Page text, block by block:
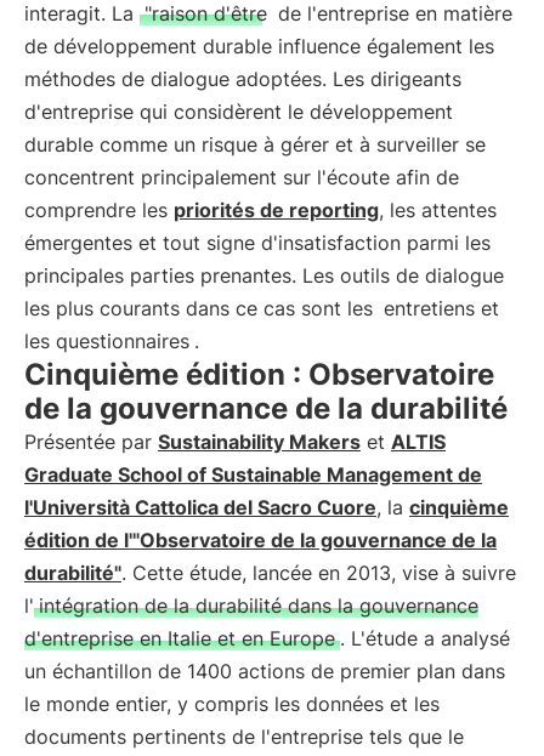
interagit. La "raison d'être de l'entreprise en matière
de développement durable influence également les
méthodes de dialogue adoptées. Les dirigeants
d'entreprise qui considèrent le développement
durable comme un risque à gérer et à surveiller se
concentrent principalement sur l'écoute afin de
comprendre les priorités de reporting, les attentes
émergentes et tout signe d'insatisfaction parmi les
principales parties prenantes. Les outils de dialogue
les plus courants dans ce cas sont les entretiens et
les questionnaires .
Cinquième édition : Observatoire
de la gouvernance de la durabilité
Présentée par Sustainability Makers et ALTIS
Graduate School of Sustainable Management de
l'Università Cattolica del Sacro Cuore, la cinquième
édition de l'"Observatoire de la gouvernance de la
durabilité". Cette étude, lancée en 2013, vise à suivre
l' intégration de la durabilité dans la gouvernance
d'entreprise en Italie et en Europe . L'étude a analysé
un échantillon de 1400 actions de premier plan dans
le monde entier, y compris les données et les
documents pertinents de l'entreprise tels que le